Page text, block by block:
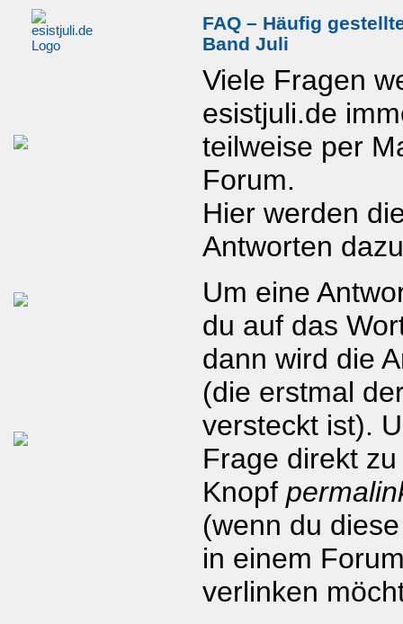
FAQ – Häufig
Band Juli
Viele Fragen
esistjuli.de
teilweise per
Forum.
Hier werden
Antworten
Um eine
du auf das
dann wird die
(die erstmal
versteckt ist).
Frage direkt
Knopf
(wenn du
in einem
verlinken